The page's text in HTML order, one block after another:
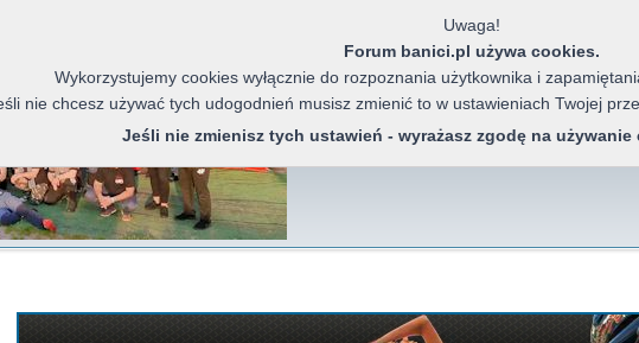
Forum miłośników
Uwaga!
Forum banici.pl używa cookies.
Wykorzystujemy cookies wyłącznie do rozpoznania użytkownika i
nie chcesz używać tych udogodnień musisz zmienić to w ustawieniach Twojej
Jeśli nie zmienisz tych ustawień - wyrażasz zgodę na używanie